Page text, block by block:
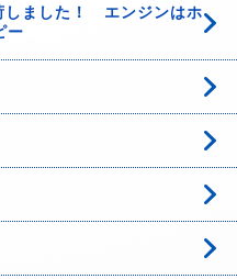
ました！ エンジンはホ
ー